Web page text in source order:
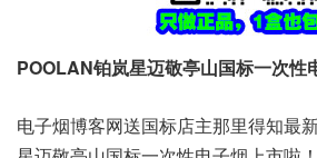
POOLAN铂岚星迈敬亭山国标一次性
电子烟博客网送国标店主那里得知最